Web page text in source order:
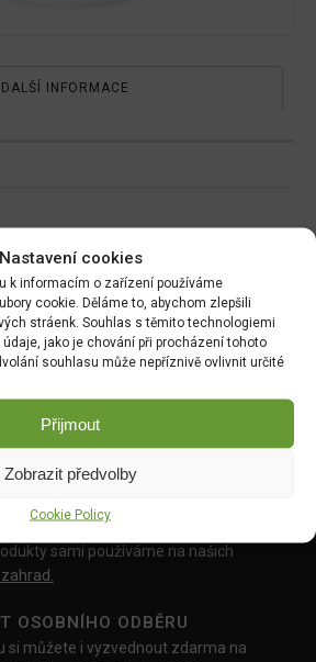
Nastavení cookies
k informacím o zařízení používáme
cookie. Děláme to, abychom zlepšili
stráenk. Souhlas s těmito technologiemi
jako je chování při procházení tohoto
souhlasu může nepříznivě ovlivnit určité
Přijmout
Zobrazit předvolby
Cookie Policy
DALŠÍ INFORMACE
ZDARMA OD 1500 KČ
od 1500 Kč,kterénepřesahují
30 Kg,je zdarma.
PRODUKTY
sami používáme na našich
OSOBNÍHO ODBĚRU
si můžete i vyzvednout zdarma na